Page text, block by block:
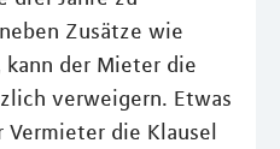
Zusätze wie
kann der Mieter die
verweigern. Etwas
die Klausel